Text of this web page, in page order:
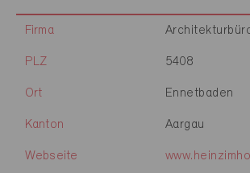
Firma
PLZ 5408
Ort Ennetbaden
Kanton Aargau
Webseite